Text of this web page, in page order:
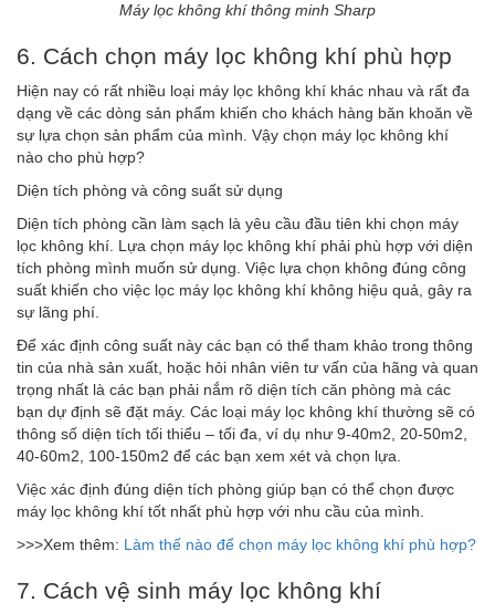
Máy lọc không khí thông minh Sharp
6. Cách chọn máy lọc không khí phù hợp
Hiện nay có rất nhiều loại máy lọc không khí khác nhau và rất đa
dạng về các dòng sản phẩm khiến cho khách hàng băn khoăn về
sự lựa chọn sản phẩm của mình. Vậy chọn máy lọc không khí
nào cho phù hợp?
Diện tích phòng và công suất sử dụng
Diện tích phòng cần làm sạch là yêu cầu đầu tiên khi chọn máy
lọc không khí. Lựa chọn máy lọc không khí phải phù hợp với diện
tích phòng mình muốn sử dụng. Việc lựa chọn không đúng công
suất khiến cho việc lọc máy lọc không khí không hiệu quả, gây ra
sự lãng phí.
Để xác định công suất này các bạn có thể tham khảo trong thông
tin của nhà sản xuất, hoặc hỏi nhân viên tư vấn của hãng và quan
trọng nhất là các bạn phải nắm rõ diện tích căn phòng mà các
bạn dự định sẽ đặt máy. Các loại máy lọc không khí thường sẽ có
thông số diện tích tối thiểu – tối đa, ví dụ như 9-40m2, 20-50m2,
40-60m2, 100-150m2 để các bạn xem xét và chọn lựa.
Việc xác định đúng diện tích phòng giúp bạn có thể chọn được
máy lọc không khí tốt nhất phù hợp với nhu cầu của mình.
>>>Xem thêm: Làm thế nào để chọn máy lọc không khí phù hợp?
7. Cách vệ sinh máy lọc không khí